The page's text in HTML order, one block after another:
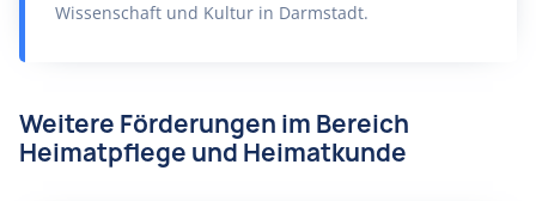
Wissenschaft und Kultur in Darmstadt.
Weitere Förderungen im Bereich
Heimatpflege und Heimatkunde